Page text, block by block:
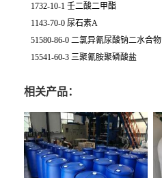
1732-10-1 壬二酸二甲酯
1143-70-0 尿石素A
51580-86-0 二氯异氰尿酸钠二水合物
15541-60-3 三聚氰胺聚磷酸盐
相关产品：